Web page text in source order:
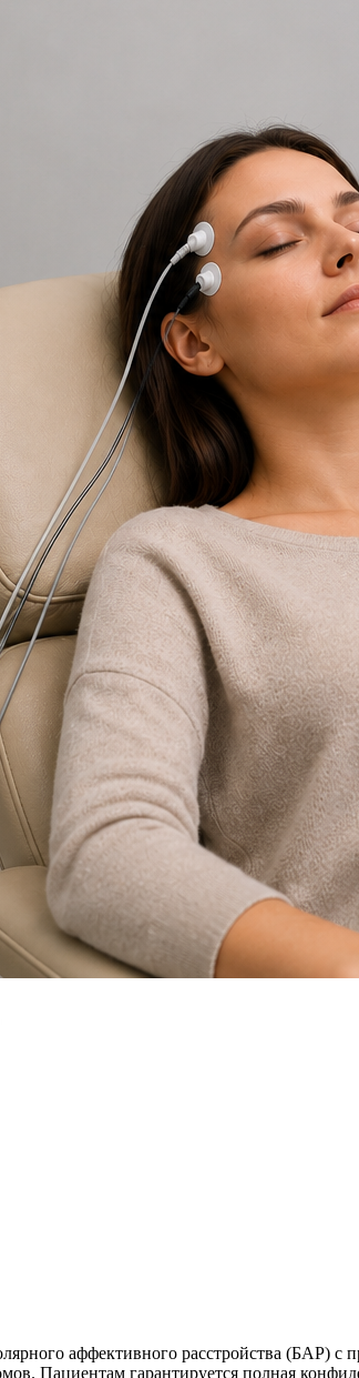
аффективного расстройства (БАР)
Пациентам гарантируется полная